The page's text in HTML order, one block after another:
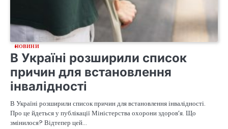
НОВИНИ
В Україні розширили список
причин для встановлення
інвалідності
В Україні розширили список причин для встановлення інвалідності.
Про це йдеться у публікації Міністерства охорони здоров’я. Що
змінилося? Відтепер цей…